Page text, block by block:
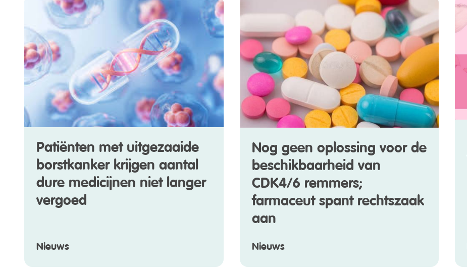
Patiënten met uitgezaaide
borstkanker krijgen aantal
dure medicijnen niet langer
vergoed
Nieuws
Nog geen oplossing voor de
beschikbaarheid van
CDK4/6 remmers;
farmaceut spant rechtszaak
aan
Nieuws